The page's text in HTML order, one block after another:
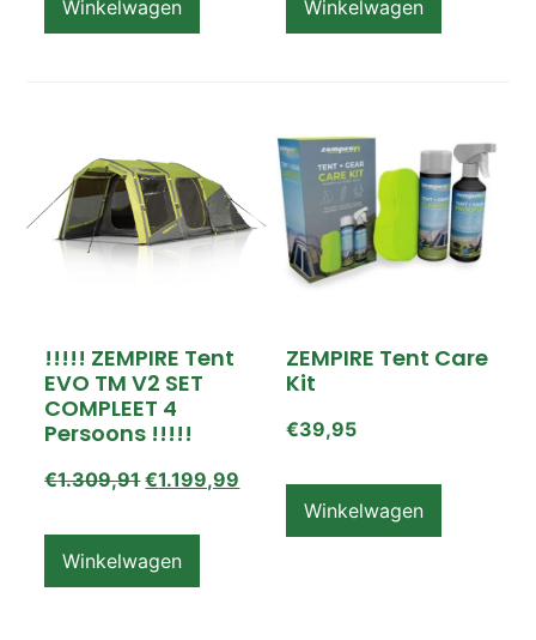
Winkelwagen Winkelwagen
!!!!! ZEMPIRE Tent
EVO TM V2 SET
COMPLEET 4
Persoons !!!!!
€1.309,91 €1.199,99
Winkelwagen
ZEMPIRE Tent Care
Kit
€39,95
Winkelwagen